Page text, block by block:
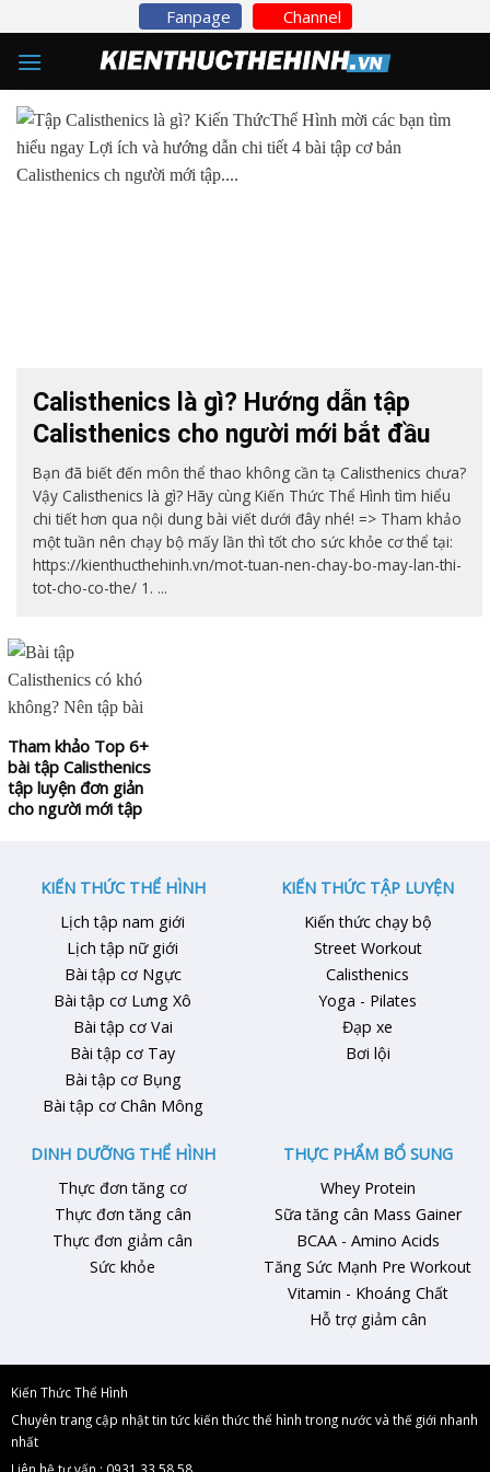
to
content
Fanpage Channel
Calisthenics là gì? Hướng dẫn tập
Calisthenics cho người mới bắt đầu
Bạn đã biết đến môn thể thao không cần tạ Calisthenics chưa?
Vậy Calisthenics là gì? Hãy cùng Kiến Thức Thể Hình tìm hiểu
chi tiết hơn qua nội dung bài viết dưới đây nhé! => Tham khảo
một tuần nên chạy bộ mấy lần thì tốt cho sức khỏe cơ thể tại:
https://kienthucthehinh.vn/mot-tuan-nen-chay-bo-may-lan-thi-
tot-cho-co-the/ 1. ...
Tham khảo Top 6+
bài tập Calisthenics
tập luyện đơn giản
cho người mới tập
KIẾN THỨC THỂ HÌNH
Lịch tập nam giới
Lịch tập nữ giới
Bài tập cơ Ngực
Bài tập cơ Lưng Xô
Bài tập cơ Vai
Bài tập cơ Tay
Bài tập cơ Bụng
Bài tập cơ Chân Mông
KIẾN THỨC TẬP LUYỆN
Kiến thức chạy bộ
Street Workout
Calisthenics
Yoga - Pilates
Đạp xe
Bơi lội
DINH DƯỠNG THỂ HÌNH
Thực đơn tăng cơ
Thực đơn tăng cân
Thực đơn giảm cân
Sức khỏe
THỰC PHẨM BỔ SUNG
Whey Protein
Sữa tăng cân Mass Gainer
BCAA - Amino Acids
Tăng Sức Mạnh Pre Workout
Vitamin - Khoáng Chất
Hỗ trợ giảm cân
Kiến Thức Thể Hình
Chuyên trang cập nhật tin tức kiến thức thể hình trong nước và thế giới nhanh
nhất
Liên hệ tư vấn : 0931.33.58.58